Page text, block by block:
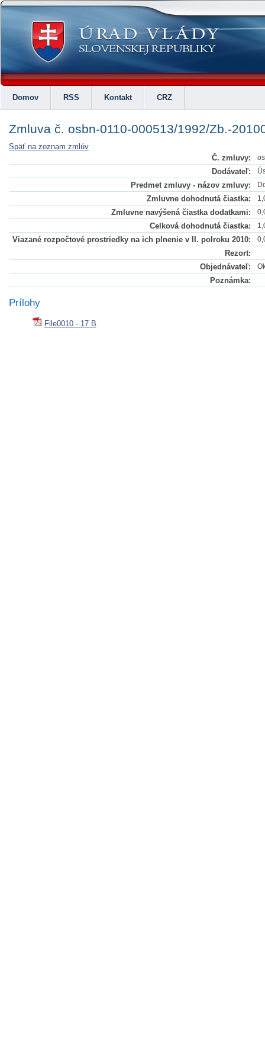
Domov RSS Kontakt CRZ
Zmluva č. osbn-0110-000513/1992/Zb.-
Späť na zoznam zmlúv
Č. zmluvy:
Dodávateľ:
Predmet zmluvy - názov zmluvy:
Zmluvne dohodnutá čiastka:
Zmluvne navýšená čiastka dodatkami:
Celková dohodnutá čiastka:
Viazané rozpočtové prostriedky na ich plnenie v II. polroku 2010:
Rezort:
Objednávateľ:
Poznámka:
Prílohy
File0010 - 17 B